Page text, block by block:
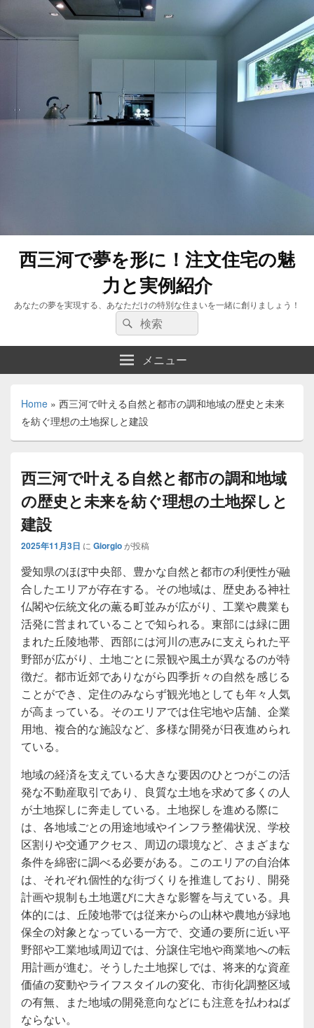
西三河で夢を形に！注文住宅の魅
力と実例紹介
あなたの夢を実現する、あなただけの特別な住まいを一緒に創りましょう！
検
索:
検
索
メニュー
Home » 西三河で叶える自然と都市の調和地域の歴史と未来
を紡ぐ理想の土地探しと建設
西三河で叶える自然と都市の調和地域
の歴史と未来を紡ぐ理想の土地探しと
建設
2025年11月3日 に Giorgioが投稿
愛知県のほぼ中央部、豊かな自然と都市の利便性が融
合したエリアが存在する。 その地域は、歴史ある神社
仏閣や伝統文化の薫る町並みが広がり、工業や農業も
活発に営まれていることで知られる。東部には緑に囲
まれた丘陵地帯、西部には河川の恵みに支えられた平
野部が広がり、土地ごとに景観や風土が異なるのが特
徴だ。都市近郊でありながら四季折々の自然を感じる
ことができ、定住のみならず観光地としても年々人気
が高まっている。そのエリアでは住宅地や店舗、企業
用地、複合的な施設など、多様な開発が日夜進められ
ている。
地域の経済を支えている大きな要因のひとつがこの活
発な不動産取引であり、良質な土地を求めて多くの人
が土地探しに奔走している。土地探しを進める際に
は、各地域ごとの用途地域やインフラ整備状況、学校
区割りや交通アクセス、周辺の環境など、さまざまな
条件を綿密に調べる必要がある。このエリアの自治体
は、それぞれ個性的な街づくりを推進しており、開発
計画や規制も土地選びに大きな影響を与えている。具
体的には、丘陵地帯では従来からの山林や農地が緑地
保全の対象となっている一方で、交通の要所に近い平
野部や工業地域周辺では、分譲住宅地や商業地への転
用計画が進む。そうした土地探しでは、将来的な資産
価値の変動やライフスタイルの変化、市街化調整区域
の有無、また地域の開発意向などにも注意を払わねば
ならない。